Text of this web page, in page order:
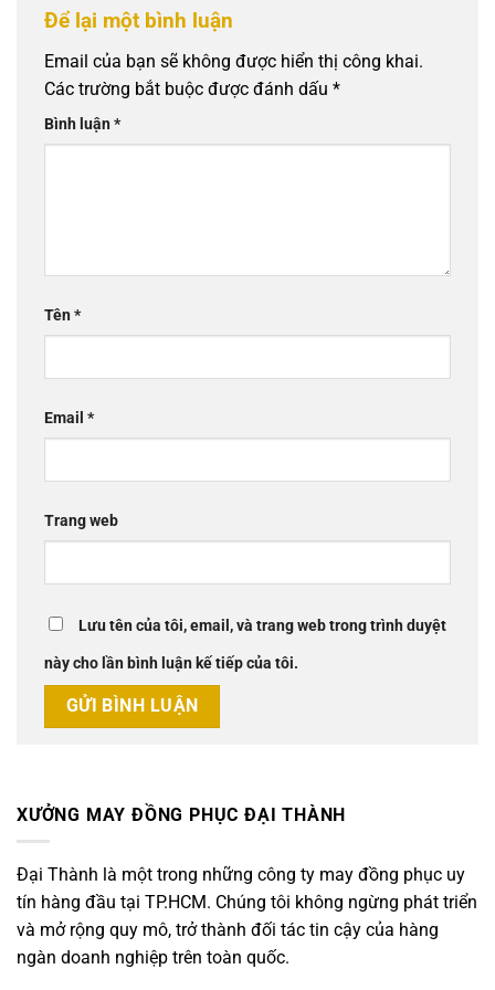
Để lại một bình luận
Email của bạn sẽ không được hiển thị công khai.
Các trường bắt buộc được đánh dấu *
Bình luận*
Tên*
Email *
Trang web
Lưu tên của tôi, email, và trang web trong trình duyệt
này cho lần bình luận kế tiếp của tôi.
XƯỞNG MAY ĐỒNG PHỤC ĐẠI THÀNH
Đại Thành là một trong những công ty may đồng phục uy
tín hàng đầu tại TP.HCM. Chúng tôi không ngừng phát triển
và mở rộng quy mô, trở thành đối tác tin cậy của hàng
ngàn doanh nghiệp trên toàn quốc.